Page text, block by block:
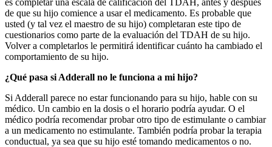
es completar una escala de calificación del TDAH, antes y después
de que su hijo comience a usar el medicamento. Es probable que
usted (y tal vez el maestro de su hijo) completaran este tipo de
cuestionarios como parte de la evaluación del TDAH de su hijo.
Volver a completarlos le permitirá identificar cuánto ha cambiado el
comportamiento de su hijo.
¿Qué pasa si Adderall no le funciona a mi hijo?
Si Adderall parece no estar funcionando para su hijo, hable con su
médico. Un cambio en la dosis o el horario podría ayudar. O el
médico podría recomendar probar otro tipo de estimulante o cambiar
a un medicamento no estimulante. También podría probar la terapia
conductual, ya sea que su hijo esté tomando medicamentos o no.